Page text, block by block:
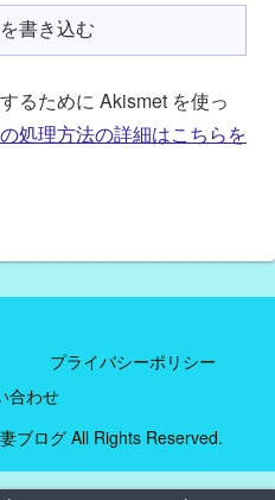
書き込む
るために Akismet を使っ
処理方法の詳細はこちらを
プライバシーポリシー
合わせ
ブログ All Rights Reserved.